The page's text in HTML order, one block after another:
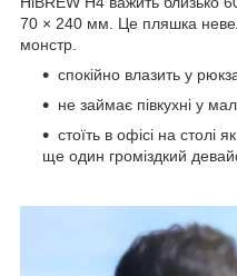
70 × 240 мм. Це пляшка
монстр.
спокійно влазить у
не займає півкухні у
стоїть в офісі на столі
ще один громіздкий